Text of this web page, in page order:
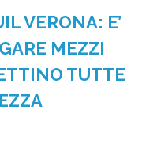
VERONA: E’
MEZZI
TUTTE